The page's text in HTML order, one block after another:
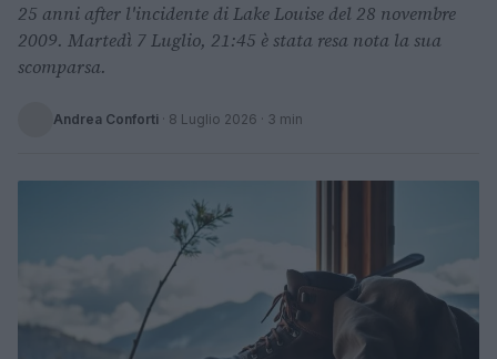
25 anni after l'incidente di Lake Louise del 28 novembre
2009. Martedì 7 Luglio, 21:45 è stata resa nota la sua
scomparsa.
Andrea Conforti · 8 Luglio 2026 · 3 min